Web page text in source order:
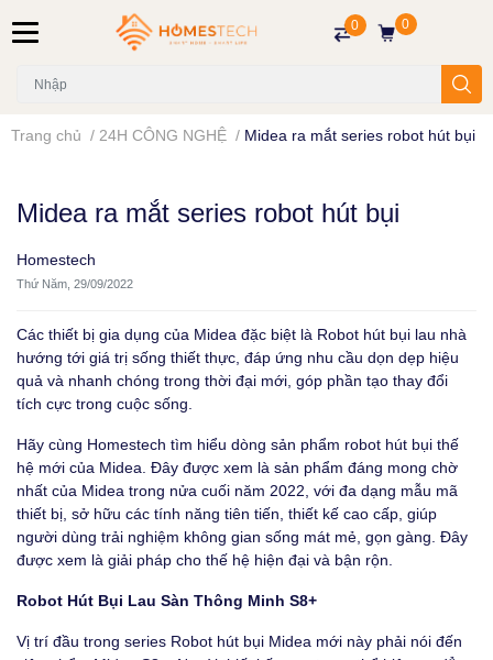
0 0
Trang chủ / 24H CÔNG NGHỆ / Midea ra mắt series robot hút bụi
Midea ra mắt series robot hút bụi
Homestech
Thứ Năm, 29/09/2022
Các thiết bị gia dụng của Midea đặc biệt là Robot hút bụi lau nhà
hướng tới giá trị sống thiết thực, đáp ứng nhu cầu dọn dẹp hiệu
quả và nhanh chóng trong thời đại mới, góp phần tạo thay đổi
tích cực trong cuộc sống.
Hãy cùng Homestech tìm hiểu dòng sản phẩm robot hút bụi thế
hệ mới của Midea . Đây được xem là sản phẩm đáng mong chờ
nhất của Midea trong nửa cuối năm 2022, với đa dạng mẫu mã
thiết bị, sở hữu các tính năng tiên tiến, thiết kế cao cấp, giúp
người dùng trải nghiệm không gian sống mát mẻ, gọn gàng. Đây
được xem là giải pháp cho thế hệ hiện đại và bận rộn.
Robot Hút Bụi Lau Sàn Thông Minh S8+
Vị trí đầu trong series Robot hút bụi Midea mới này phải nói đến